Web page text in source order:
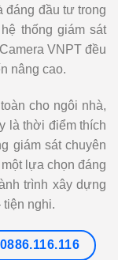
đáng đầu tư trong
thống giám sát
VNPT đều
nâng cao.
cho ngôi nhà,
là thời điểm thích
giám sát chuyên
lựa chọn đáng
trình xây dựng
tiện nghi.
0886.116.116